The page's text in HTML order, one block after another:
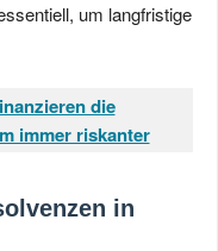
um langfristige
die
immer riskanter
in